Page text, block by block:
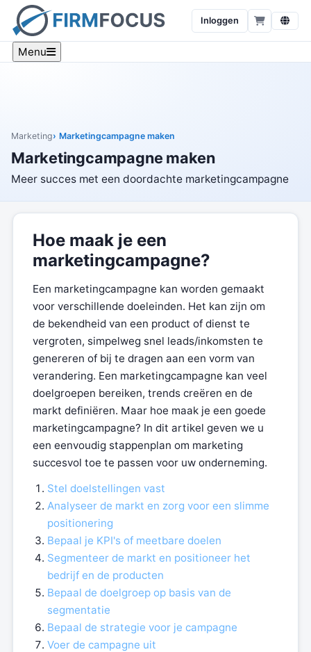
Inloggen
Menu
Marketing Marketingcampagne maken
Marketingcampagne maken
Meer succes met een doordachte marketingcampagne
Hoe maak je een
marketingcampagne?
Een marketingcampagne kan worden gemaakt
voor verschillende doeleinden. Het kan zijn om
de bekendheid van een product of dienst te
vergroten, simpelweg snel leads/inkomsten te
genereren of bij te dragen aan een vorm van
verandering. Een marketingcampagne kan veel
doelgroepen bereiken, trends creëren en de
markt definiëren. Maar hoe maak je een goede
marketingcampagne? In dit artikel geven we u
een eenvoudig stappenplan om marketing
succesvol toe te passen voor uw onderneming.
Stel doelstellingen vast
Analyseer de markt en zorg voor een slimme
positionering
Bepaal je KPI's of meetbare doelen
Segmenteer de markt en positioneer het
bedrijf en de producten
Bepaal de doelgroep op basis van de
segmentatie
Bepaal de strategie voor je campagne
Voer de campagne uit